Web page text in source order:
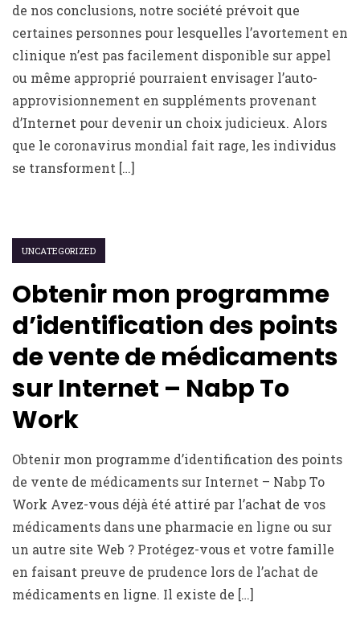
de nos conclusions, notre société prévoit que
certaines personnes pour lesquelles l’avortement en
clinique n’est pas facilement disponible sur appel
ou même approprié pourraient envisager l’auto-
approvisionnement en suppléments provenant
d’Internet pour devenir un choix judicieux. Alors
que le coronavirus mondial fait rage, les individus
se transforment […]
UNCATEGORIZED
Obtenir mon programme
d’identification des points
de vente de médicaments
sur Internet – Nabp To
Work
Obtenir mon programme d’identification des points
de vente de médicaments sur Internet – Nabp To
Work Avez-vous déjà été attiré par l’achat de vos
médicaments dans une pharmacie en ligne ou sur
un autre site Web ? Protégez-vous et votre famille
en faisant preuve de prudence lors de l’achat de
médicaments en ligne. Il existe de […]